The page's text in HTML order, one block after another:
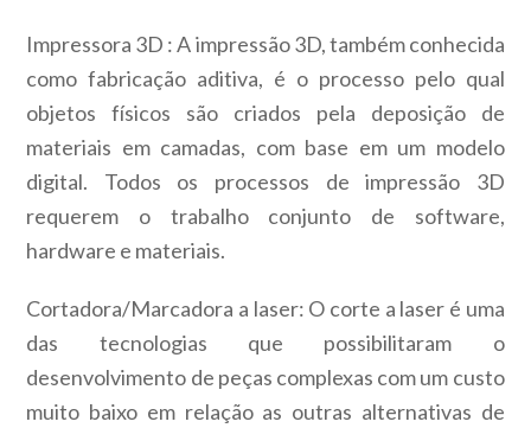
Impressora 3D : A impressão 3D, também conhecida
como fabricação aditiva, é o processo pelo qual
objetos físicos são criados pela deposição de
materiais em camadas, com base em um modelo
digital. Todos os processos de impressão 3D
requerem o trabalho conjunto de software,
hardware e materiais.
Cortadora/Marcadora a laser: O corte a laser é uma
das tecnologias que possibilitaram o
desenvolvimento de peças complexas com um custo
muito baixo em relação as outras alternativas de